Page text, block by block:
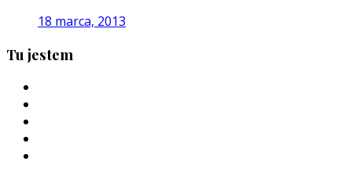
18 marca, 2013
Tu jestem